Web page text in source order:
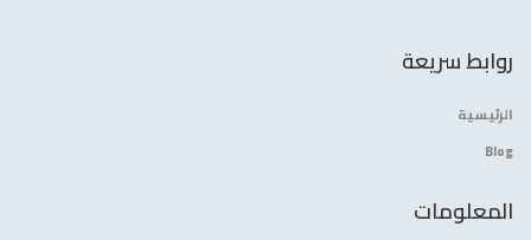
روابط سريعة
الرئيسية
Blog
المعلومات